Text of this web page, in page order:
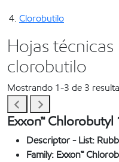
Clorobutilo
Hojas
clorobutilo
Mostrando 1-3 de 3
Exxon™ Chlorobutyl
Descriptor - List:
Family: Exxon™